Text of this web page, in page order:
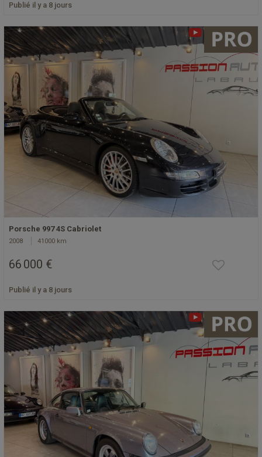
Publié il y a 8 jours
Porsche 997 4S Cabriolet
2008 41000 km
66 000 €
Publié il y a 8 jours